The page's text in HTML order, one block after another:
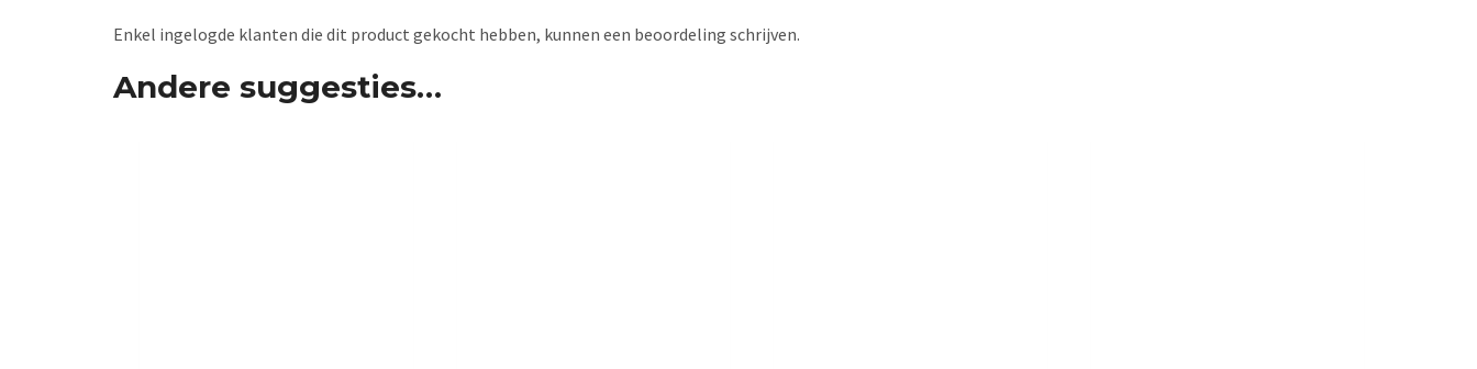
Enkel ingelogde klanten die dit product gekocht hebben, kunnen een beoordeling schrijven.
Andere suggesties…